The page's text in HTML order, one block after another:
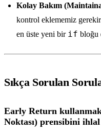
Kolay Bakım
kontrol eklememiz
en üste yeni bir if bloğu
Sıkça Sorulan
Early Return
Noktası) prensibini